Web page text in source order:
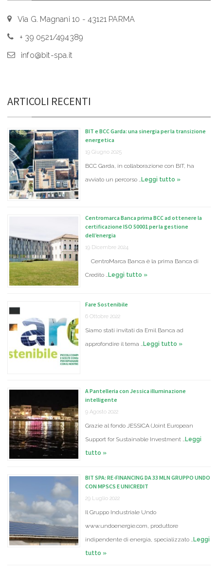
Via G. Magnani 10 - 43121 PARMA
+ 39 0521/494389
info@bit-spa.it
ARTICOLI RECENTI
BIT e BCC Garda: una sinergia per la transizione
energetica
19 Giugno 2025
BCC Garda, in collaborazione con BIT, ha
avviato un percorso …Leggi tutto »
Centromarca Banca prima BCC ad ottenere la
certificazione ISO 50001 per la gestione
dell’energia
19 Dicembre 2024
CentroMarca Banca è la prima Banca di
Credito …Leggi tutto »
Fare Sostenibile
6 Ottobre 2022
Siamo stati invitati da Emil Banca ad
approfondire il tema …Leggi tutto »
A Pantelleria con Jessica illuminazione
intelligente
9 Agosto 2022
Grazie al fondo JESSICA (Joint European
Support for Sustainable Investment …Leggi
tutto »
BIT SPA: RE-FINANCING DA 33 MLN GRUPPO UNDO
CON MPSCS E UNICREDIT
29 Luglio 2022
Il Gruppo Industriale Undo
www.undoenergie.com, produttore
indipendente di energia, specializzato …Leggi
tutto »